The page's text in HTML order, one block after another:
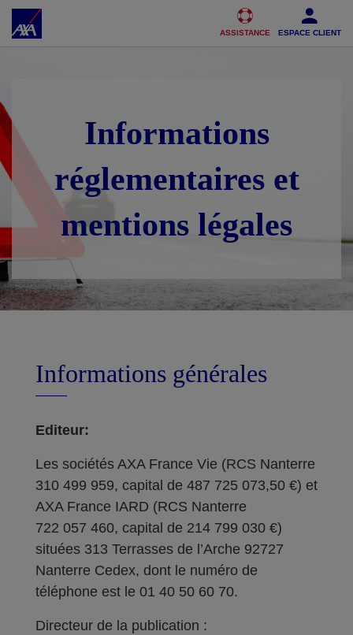
Accéder au Contenu Accéder au Pied de page
ASSISTANCE ESPACE CLIENT
Informations
réglementaires et
mentions légales
Informations générales
Editeur:
Les sociétés AXA France Vie (RCS Nanterre
310 499 959, capital de 487 725 073,50 €) et
AXA France IARD (RCS Nanterre
722 057 460, capital de 214 799 030 €)
situées 313 Terrasses de l’Arche 92727
Nanterre Cedex, dont le numéro de
téléphone est le 01 40 50 60 70.
Directeur de la publication :